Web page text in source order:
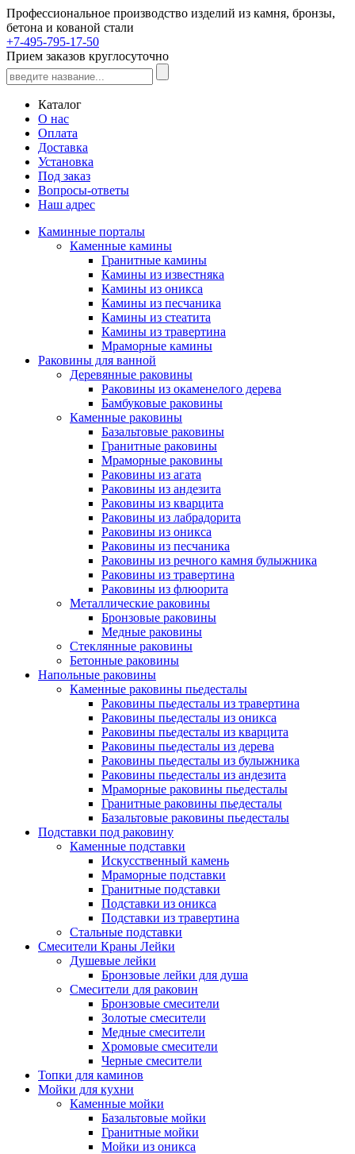
Профессиональное производство изделий из камня, бронзы,
бетона и кованой стали
+7-495-795-17-50
Прием заказов круглосуточно
Каталог
О нас
Оплата
Доставка
Установка
Под заказ
Вопросы-ответы
Наш адрес
Каминные порталы
Каменные камины
Гранитные камины
Камины из известняка
Камины из оникса
Камины из песчаника
Камины из стеатита
Камины из травертина
Мраморные камины
Раковины для ванной
Деревянные раковины
Раковины из окаменелого дерева
Бамбуковые раковины
Каменные раковины
Базальтовые раковины
Гранитные раковины
Мраморные раковины
Раковины из агата
Раковины из андезита
Раковины из кварцита
Раковины из лабрадорита
Раковины из оникса
Раковины из песчаника
Раковины из речного камня булыжника
Раковины из травертина
Раковины из флюорита
Металлические раковины
Бронзовые раковины
Медные раковины
Стеклянные раковины
Бетонные раковины
Напольные раковины
Каменные раковины пьедесталы
Раковины пьедесталы из травертина
Раковины пьедесталы из оникса
Раковины пьедесталы из кварцита
Раковины пьедесталы из дерева
Раковины пьедесталы из булыжника
Раковины пьедесталы из андезита
Мраморные раковины пьедесталы
Гранитные раковины пьедесталы
Базальтовые раковины пьедесталы
Подставки под раковину
Каменные подставки
Искусственный камень
Мраморные подставки
Гранитные подставки
Подставки из оникса
Подставки из травертина
Стальные подставки
Смесители Краны Лейки
Душевые лейки
Бронзовые лейки для душа
Смесители для раковин
Бронзовые смесители
Золотые смесители
Медные смесители
Хромовые смесители
Черные смесители
Топки для каминов
Мойки для кухни
Каменные мойки
Базальтовые мойки
Гранитные мойки
Мойки из оникса